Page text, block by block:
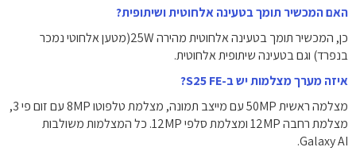
האם המכשיר תומך בטעינה אלחוטית ושיתופית?
כן, המכשיר תומך בטעינה אלחוטית מהירה 25W(מטען אלחוטי נמכר
בנפרד) וגם בטעינה שיתופית אלחוטית.
איזה מערך מצלמות יש ב-S25 FE?
מצלמה ראשית 50MP עם מייצב תמונה, מצלמת טלפוטו 8MP עם זום פי 3,
מצלמת רחבה 12MP ומצלמת סלפי 12MP. כל המצלמות משולבות
Galaxy AI.